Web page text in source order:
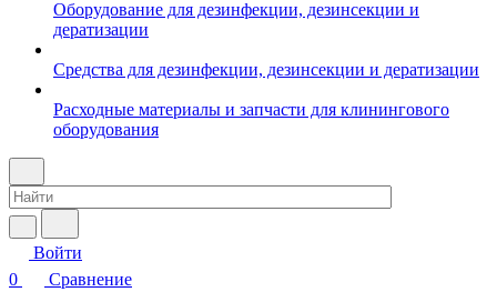
Оборудование для дезинфекции, дезинсекции и
дератизации
Средства для дезинфекции, дезинсекции и дератизации
Расходные материалы и запчасти для клинингового
оборудования
Войти
0
Сравнение